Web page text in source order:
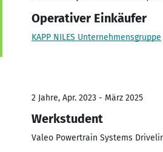
Operativer Einkäufer
KAPP NILES Unternehmensgruppe
2 Jahre, Apr. 2023 - März 2025
Werkstudent
Valeo Powertrain Systems